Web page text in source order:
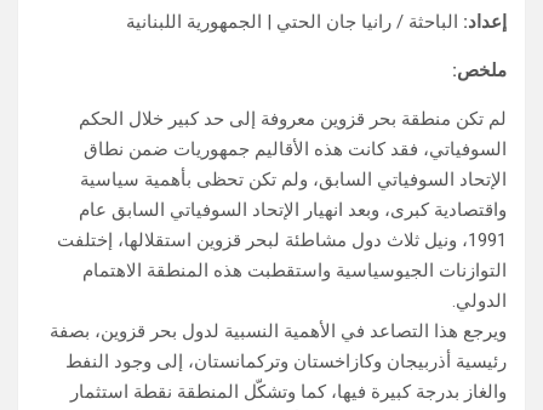
إعداد: الباحثة / رانيا جان الحتي | الجمهورية اللبنانية
ملخص:
لم تكن منطقة بحر قزوين معروفة إلى حد كبير خلال الحكم
السوفياتي، فقد كانت هذه الأقاليم جمهوريات ضمن نطاق
الإتحاد السوفياتي السابق، ولم تكن تحظى بأهمية سياسية
واقتصادية كبرى، وبعد انهيار الإتحاد السوفياتي السابق عام
1991، ونيل ثلاث دول مشاطئة لبحر قزوين استقلالها، إختلفت
التوازنات الجيوسياسية واستقطبت هذه المنطقة الاهتمام
الدولي.
ويرجع هذا التصاعد في الأهمية النسبية لدول بحر قزوين، بصفة
رئيسية أذربيجان وكازاخستان وتركمانستان، إلى وجود النفط
والغاز بدرجة كبيرة فيها، كما وتشكّل المنطقة نقطة استثمار